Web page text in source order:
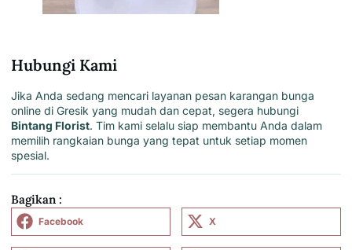
Hubungi Kami
Jika Anda sedang mencari layanan pesan karangan bunga
online di Gresik yang mudah dan cepat, segera hubungi
Bintang Florist. Tim kami selalu siap membantu Anda dalam
memilih rangkaian bunga yang tepat untuk setiap momen
spesial.
Bagikan :
Facebook X